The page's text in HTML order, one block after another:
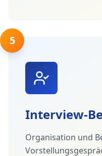
5
Interview-
Organisation und